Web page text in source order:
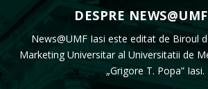
DESPRE
News@UMF Iasi este editat de Biroul
Marketing Universitar al Universitatii de
„Grigore T. Popa” Iasi.